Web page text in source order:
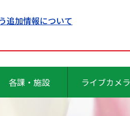
追加情報について
各課・施設 ライブカメラ